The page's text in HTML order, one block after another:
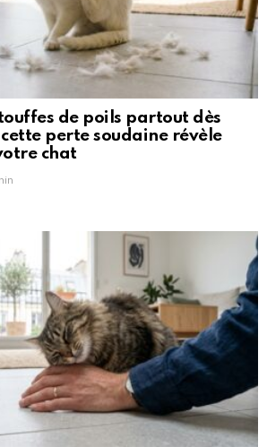
de poils partout dès
perte soudaine révèle
chat